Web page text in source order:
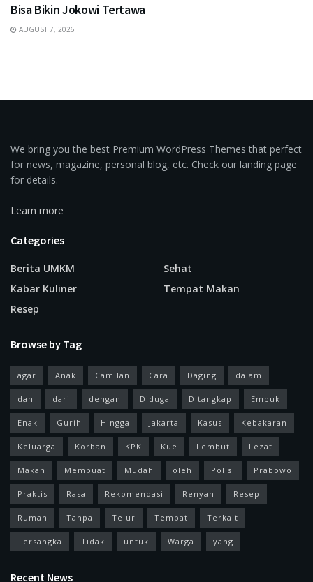
Bisa Bikin Jokowi Tertawa
AUGUST 7, 2026
We bring you the best Premium WordPress Themes that perfect
for news, magazine, personal blog, etc. Check our landing page
for details.
Learn more
Categories
Berita UMKM
Kabar Kuliner
Resep
Sehat
Tempat Makan
Browse by Tag
agar Anak Camilan Cara Daging dalam
dan dari dengan Diduga Ditangkap Empuk
Enak Gurih Hingga Jakarta Kasus Kebakaran
Keluarga Korban KPK Kue Lembut Lezat
Makan Membuat Mudah oleh Polisi Prabowo
Praktis Rasa Rekomendasi Renyah Resep
Rumah Tanpa Telur Tempat Terkait
Tersangka Tidak untuk Warga yang
Recent News